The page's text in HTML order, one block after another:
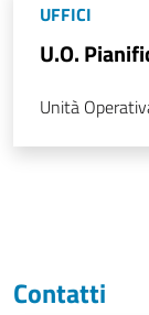
UFFICI
U.O.
Unità
Contatti